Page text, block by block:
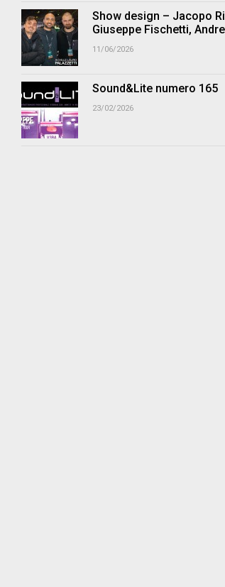
Show design – Jacopo
Giuseppe Fischetti,
11/06/2026
Sound&Lite numero 165
23/02/2026